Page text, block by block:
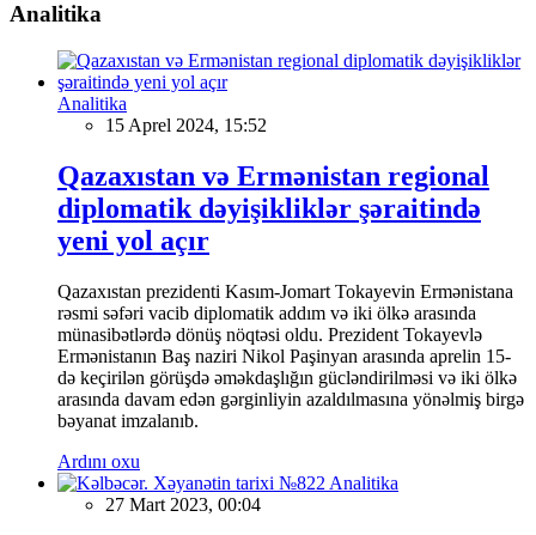
Analitika
Analitika
15 Aprel 2024, 15:52
Qazaxıstan və Ermənistan regional
diplomatik dəyişikliklər şəraitində
yeni yol açır
Qazaxıstan prezidenti Kasım-Jomart Tokayevin Ermənistana
rəsmi səfəri vacib diplomatik addım və iki ölkə arasında
münasibətlərdə dönüş nöqtəsi oldu. Prezident Tokayevlə
Ermənistanın Baş naziri Nikol Paşinyan arasında aprelin 15-
də keçirilən görüşdə əməkdaşlığın gücləndirilməsi və iki ölkə
arasında davam edən gərginliyin azaldılmasına yönəlmiş birgə
bəyanat imzalanıb.
Ardını oxu
Analitika
27 Mart 2023, 00:04